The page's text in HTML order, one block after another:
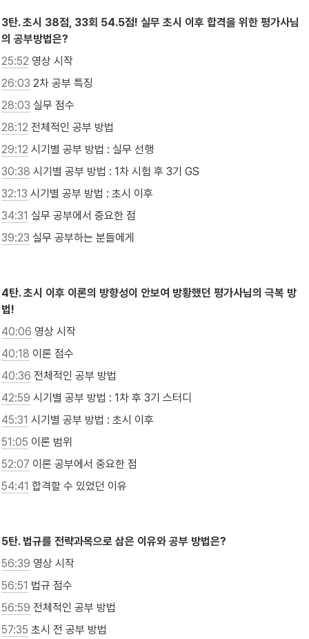
3탄. 초시 38점, 33회 54.5점! 실무 초시 이후 합격을 위한 평가사님
의 공부방법은?
25:52 영상 시작
26:03 2차 공부 특징
28:03 실무 점수
28:12 전체적인 공부 방법
29:12 시기별 공부 방법 : 실무 선행
30:38 시기별 공부 방법 : 1차 시험 후 3기 GS
32:13 시기별 공부 방법 : 초시 이후
34:31 실무 공부에서 중요한 점
39:23 실무 공부하는 분들에게
4탄. 초시 이후 이론의 방향성이 안보여 방황했던 평가사님의 극복 방
법!
40:06 영상 시작
40:18 이론 점수
40:36 전체적인 공부 방법
42:59 시기별 공부 방법 : 1차 후 3기 스터디
45:31 시기별 공부 방법 : 초시 이후
51:05 이론 범위
52:07 이론 공부에서 중요한 점
54:41 합격할 수 있었던 이유
5탄. 법규를 전략과목으로 삼은 이유와 공부 방법은?
56:39 영상 시작
56:51 법규 점수
56:59 전체적인 공부 방법
57:35 초시 전 공부 방법